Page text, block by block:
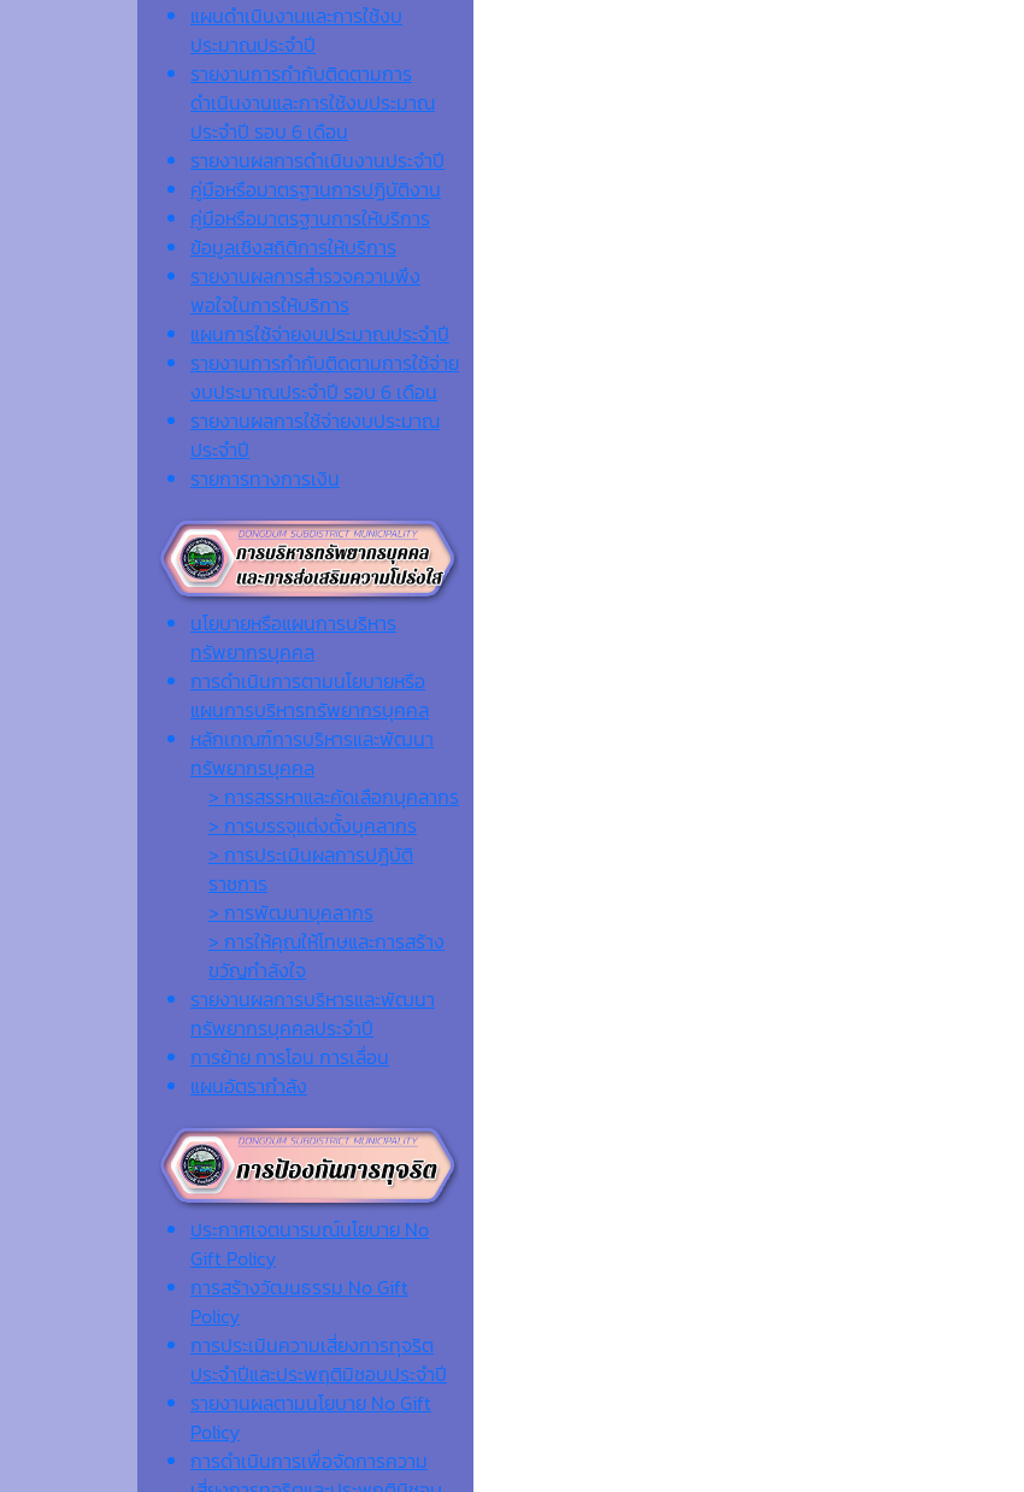
แผนดำเนินงานและการใช้งบ
ประมาณประจำปี
รายงานการกำกับติดตามการ
ดำเนินงานและการใช้งบประมาณ
ประจำปี รอบ 6 เดือน
รายงานผลการดำเนินงานประจำปี
คู่มือหรือมาตรฐานการปฏิบัติงาน
คู่มือหรือมาตรฐานการให้บริการ
ข้อมูลเชิงสถิติการให้บริการ
รายงานผลการสำรวจความพึง
พอใจในการให้บริการ
แผนการใช้จ่ายงบประมาณประจำปี
รายงานการกำกับติดตามการใช้จ่าย
งบประมาณประจำปี รอบ 6 เดือน
รายงานผลการใช้จ่ายงบประมาณ
ประจำปี
รายการทางการเงิน
นโยบายหรือแผนการบริหาร
ทรัพยากรบุคคล
การดำเนินการตามนโยบายหรือ
แผนการบริหารทรัพยากรบุคคล
หลักเกณฑ์การบริหารและพัฒนา
ทรัพยากรบุคคล
> การสรรหาและคัดเลือกบุคลากร
> การบรรจุแต่งตั้งบุคลากร
> การประเมินผลการปฏิบัติ
ราชการ
> การพัฒนาบุคลากร
> การให้คุณให้โทษและการสร้าง
ขวัญกำลังใจ
รายงานผลการบริหารและพัฒนา
ทรัพยากรบุคคลประจำปี
การย้าย การโอน การเลื่อน
แผนอัตรากำลัง
ประกาศเจตนารมณ์นโยบาย No
Gift Policy
การสร้างวัฒนธรรม No Gift
Policy
การประเมินความเสี่ยงการทุจริต
ประจำปีและประพฤติมิชอบประจำปี
รายงานผลตามนโยบาย No Gift
Policy
การดำเนินการเพื่อจัดการความ